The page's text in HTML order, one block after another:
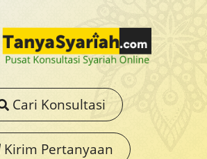
Cari Konsultasi
Kirim Pertanyaan